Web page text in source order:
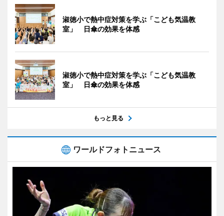
淑徳小で熱中症対策を学ぶ「こども気温教
室」 日傘の効果を体感
淑徳小で熱中症対策を学ぶ「こども気温教
室」 日傘の効果を体感
もっと見る
ワールドフォトニュース